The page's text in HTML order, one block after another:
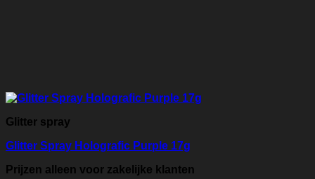
Glitter spray
Glitter Spray Holografic Purple 17g
Prijzen alleen voor zakelijke klanten